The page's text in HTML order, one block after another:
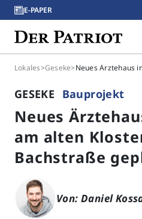
E-PAPER
Lokales>Geseke>
GESEKE Bauprojekt
Neues
am alten
Bachstraße
Von: Daniel